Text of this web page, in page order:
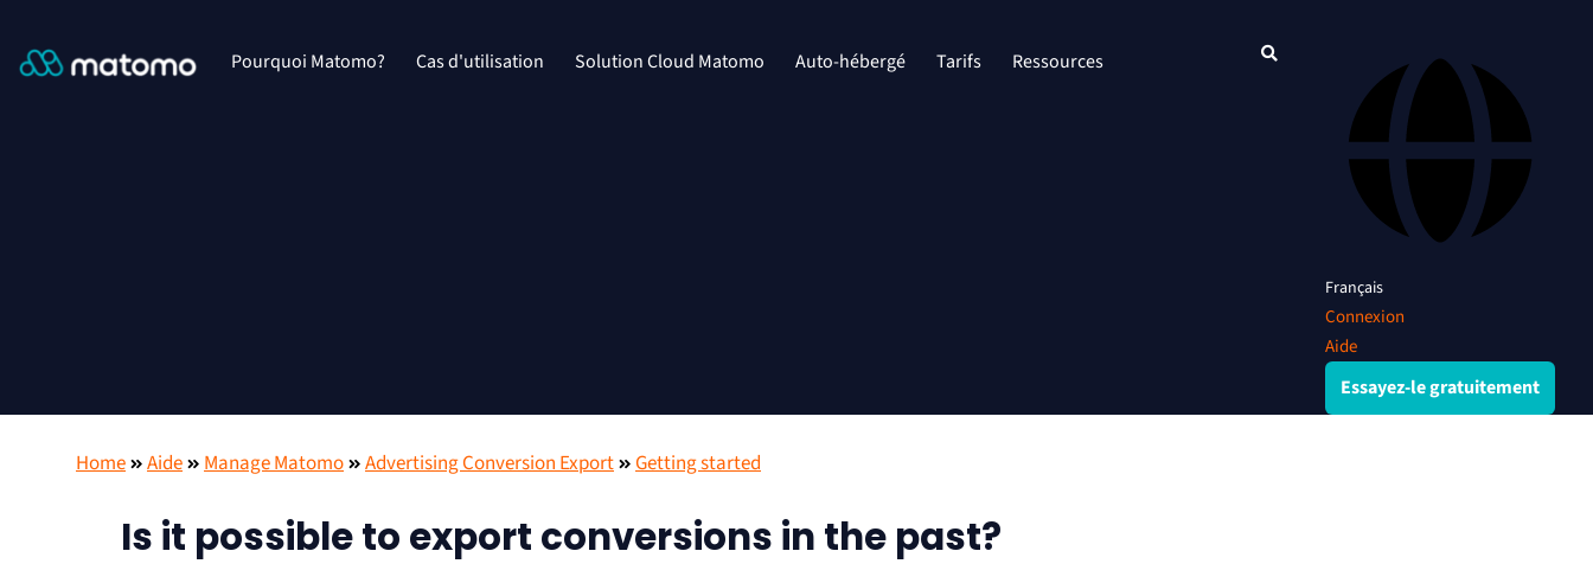
Pourquoi Matomo? Cas d'utilisation Solution Cloud Matomo Auto-hébergé Tarifs Ressources
Français
Connexion
Aide
Essayez-le gratuitement
Home Aide Manage Matomo Advertising Conversion Export Getting started
Is it possible to export conversions in the past?